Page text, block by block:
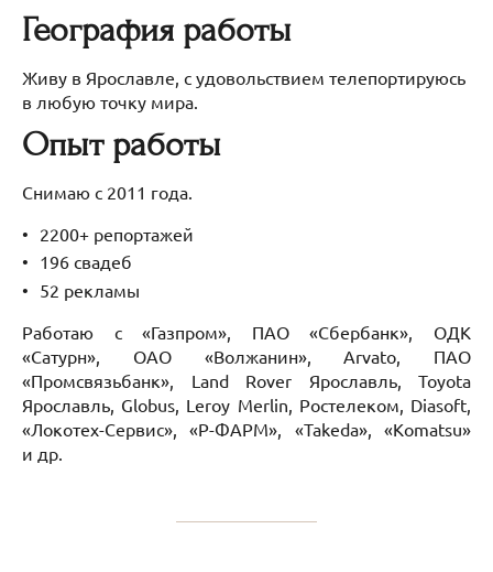
География работы
Живу в Ярославле, с удовольствием телепортируюсь
в любую точку мира.
Опыт работы
Снимаю с 2011 года.
2200+ репортажей
196 свадеб
52 рекламы
Работаю с «Газпром», ПАО «Сбербанк», ОДК
«Сатурн», ОАО «Волжанин», Arvato, ПАО
«Промсвязьбанк», Land Rover Ярославль, Toyota
Ярославль, Globus, Leroy Merlin, Ростелеком, Diasoft,
«Локотех-Сервис», «Р-ФАРМ», «Takeda», «Komatsu»
и др.